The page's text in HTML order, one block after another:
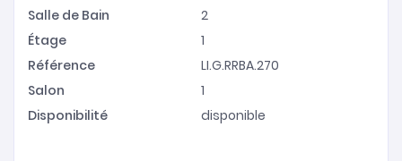
Salle de Bain
2
Étage
1
Référence
LI.G.RRBA.270
Salon
1
Disponibilité
disponible